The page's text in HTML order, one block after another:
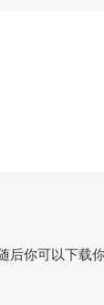
后你可以下载